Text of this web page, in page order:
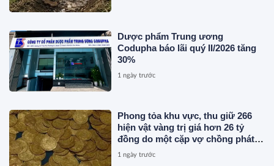
Dược phẩm Trung ương
Codupha báo lãi quý II/2026 tăng
30%
1 ngày trước
Phong tỏa khu vực, thu giữ 266
hiện vật vàng trị giá hơn 26 tỷ
đồng do một cặp vợ chồng phát
hiện khi thay sàn nhà
1 ngày trước